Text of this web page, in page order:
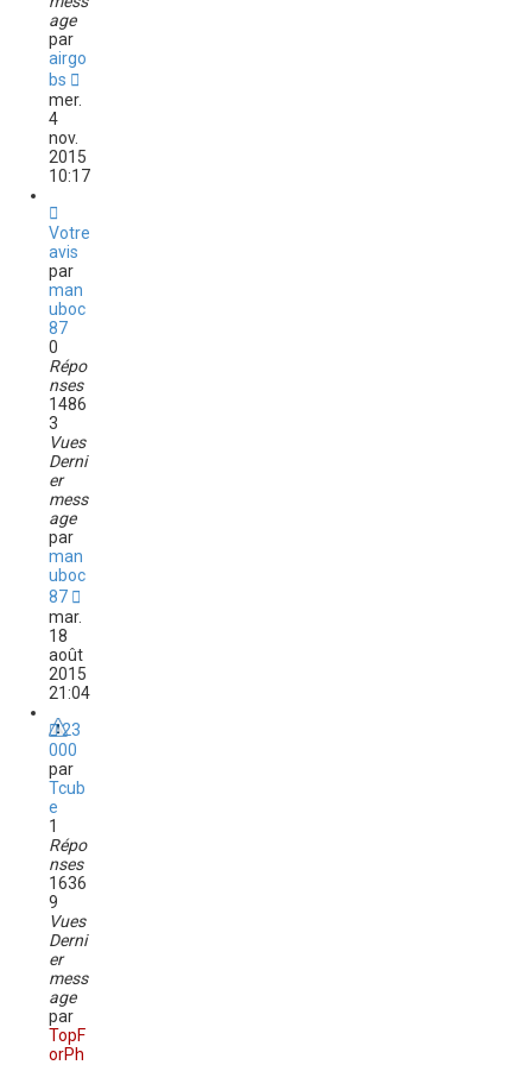
age
par
airgo
bs
mer.
4
nov.
2015
10:17
Votre
avis
par
man
uboc
87
0
Répo
nses
1486
3
Vues
Derni
er
mess
age
par
man
uboc
87
mar.
18
août
2015
21:04
23
000
par
Tcub
e
1
Répo
nses
1636
9
Vues
Derni
er
mess
age
par
TopF
orPh